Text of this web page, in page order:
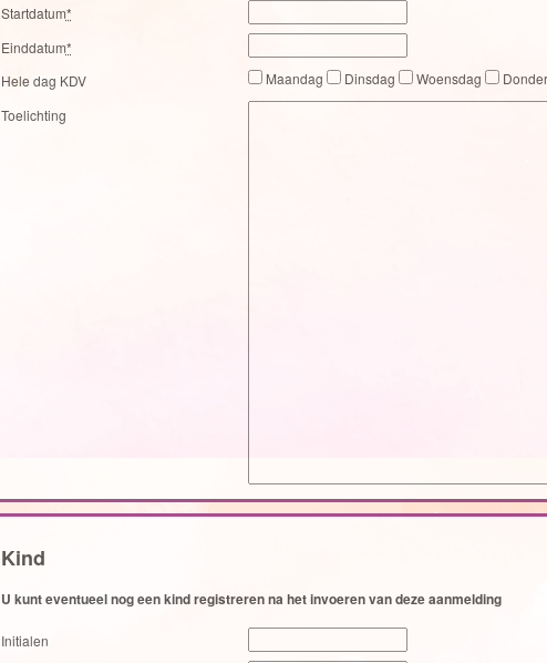
Startdatum*
Einddatum*
Hele dag KDV
Maandag Dinsdag Woensdag
Toelichting
Kind
U kunt eventueel nog een kind registreren na het invoeren van deze aanmelding
Initialen